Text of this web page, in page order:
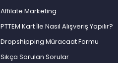
Affilate Marketing
PTTEM Kart İle Nasıl Alışveriş Yapılır?
Dropshipping Müracaat Formu
Sıkça Sorulan Sorular